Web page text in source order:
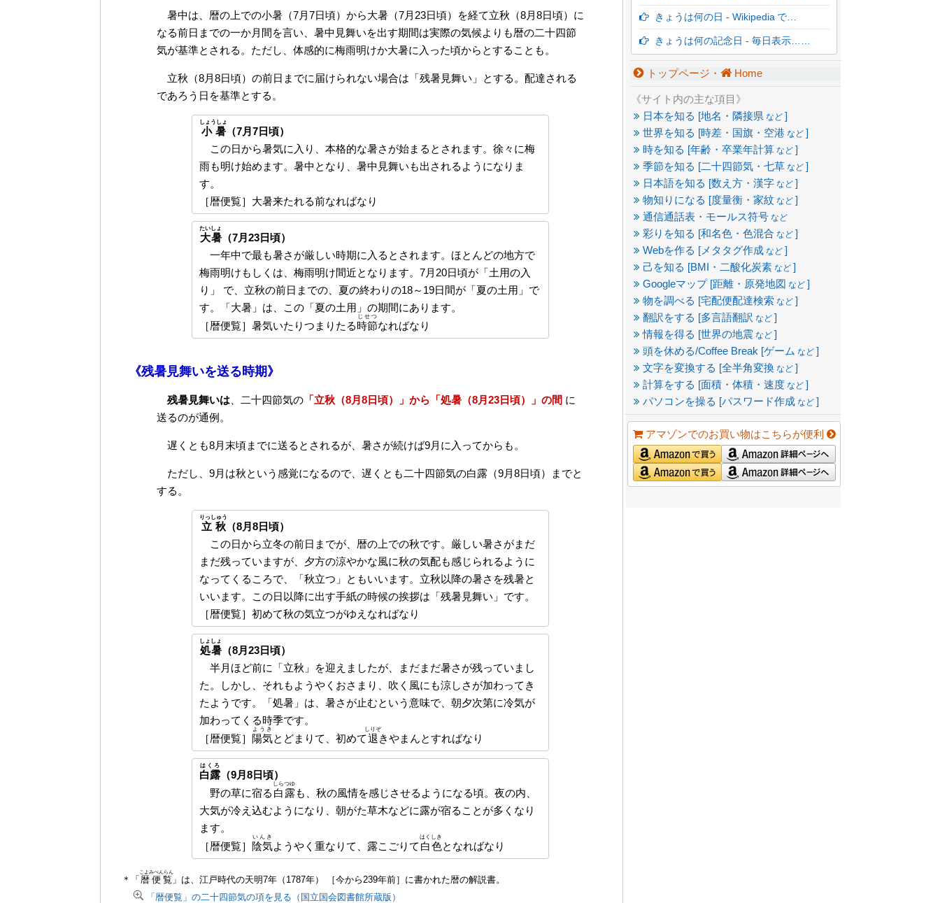
暑中は、暦の上での小暑（7月7日頃）から大暑（7月23日頃）を経て立秋（8月8日頃）に
なる前日までの一か月間を言い、暑中見舞いを出す期間は実際の気候よりも暦の二十四節
気が基準とされる。ただし、体感的に梅雨明けか大暑に入った頃からとすることも。
立秋（8月8日頃）の前日までに届けられない場合は「残暑見舞い」とする。配達される
であろう日を基準とする。
小暑
しょうしょ
（7月7日頃）
この日から暑気に入り、本格的な暑さが始まるとされます。徐々に梅
雨も明け始めます。暑中となり、暑中見舞いも出されるようになりま
す。
［暦便覧］大暑来たれる前なればなり
大暑
たいしょ
（7月23日頃）
一年中で最も暑さが厳しい時期に入るとされます。ほとんどの地方で
梅雨明けもしくは、梅雨明け間近となります。7月20日頃が「土用の入
り」 で、立秋の前日までの、夏の終わりの18～19日間が「夏の土用」で
す。「大暑」は、この「夏の土用」の期間にあります。
［暦便覧］暑気いたりつまりたる時節
じせつ
なればなり
《残暑見舞いを送る時期》
残暑見舞いは 、二十四節気の 「立秋（8月8日頃）」から「処暑（8月23日頃）」の間 に
送るのが通例。
遅くとも8月末頃までに送るとされるが、暑さが続けば9月に入ってからも。
ただし、9月は秋という感覚になるので、遅くとも二十四節気の白露（9月8日頃）までと
する。
立秋
りっしゅう
（8月8日頃）
この日から立冬の前日までが、暦の上での秋です。厳しい暑さがまだ
まだ残っていますが、夕方の涼やかな風に秋の気配も感じられるように
なってくるころで、「秋立つ」ともいいます。立秋以降の暑さを残暑と
いいます。この日以降に出す手紙の時候の挨拶は「残暑見舞い」です。
［暦便覧］初めて秋の気立つがゆえなればなり
処暑
しょしょ
（8月23日頃）
半月ほど前に「立秋」を迎えましたが、まだまだ暑さが残っていまし
た。しかし、それもようやくおさまり、吹く風にも涼しさが加わってき
たようです。「処暑」は、暑さが止むという意味で、朝夕次第に冷気が
加わってくる時季です。
［暦便覧］ 陽気
ようき
とどまりて、初めて退
しりぞ
きやまんとすればなり
白露
はくろ
（9月8日頃）
野の草に宿る 白露
しらつゆ
も、秋の風情を感じさせるようになる頃。夜の内、
大気が冷え込むようになり、朝がた草木などに露が宿ることが多くなり
ます。
［暦便覧］ 陰気
いんき
ようやく重なりて、露こごりて 白色
はくしき
となればなり
＊「 暦便覧
こよみべんらん
」は、江戸時代の天明7年（1787年）
［今から239年前］に書かれた暦の解説書。
「暦便覧」の二十四節気の項を見る（国立国会図書館所蔵版）
きょうは何の日 - Wikipedia で…
きょうは何の記念日 - 毎日表示……
トップページ・ Home
《サイト内の主な項目》
日本を知る [地名・隣接県 など ]
世界を知る [時差・国旗・空港 など ]
時を知る [年齢・卒業年計算 など ]
季節を知る [二十四節気・七草 など ]
日本語を知る [数え方・漢字 など ]
物知りになる [度量衡・家紋 など ]
通信通話表・モールス符号 など
彩りを知る [和名色・色混合 など ]
Webを作る [メタタグ作成 など ]
己を知る [BMI・二酸化炭素 など ]
Googleマップ [距離・原発地図 など ]
物を調べる [宅配便配達検索 など ]
翻訳をする [多言語翻訳 など ]
情報を得る [世界の地震 など ]
頭を休める/Coffee Break [ゲーム など ]
文字を変換する [全半角変換 など ]
計算をする [面積・体積・速度 など ]
パソコンを操る [パスワード作成 など ]
アマゾンでのお買い物はこちらが便利